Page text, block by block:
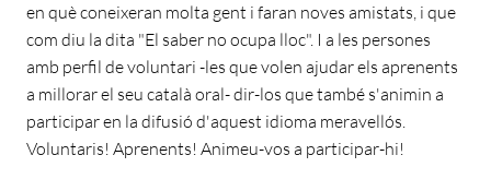
en què coneixeran molta gent i faran noves amistats, i que
com diu la dita "El saber no ocupa lloc". I a les persones
amb perfil de voluntari -les que volen ajudar els aprenents
a millorar el seu català oral- dir-los que també s'animin a
participar en la difusió d'aquest idioma meravellós.
Voluntaris! Aprenents! Animeu-vos a participar-hi!